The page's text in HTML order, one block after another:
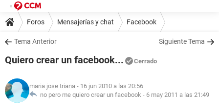
Foros Mensajerías y chat Facebook
Tema Anterior Siguiente Tema
Quiero crear un facebook... Cerrado
maria jose triana - 16 jun 2010 a las 20:56
no pero me quiero crear un facebook - 6 may 2011 a las 21:49